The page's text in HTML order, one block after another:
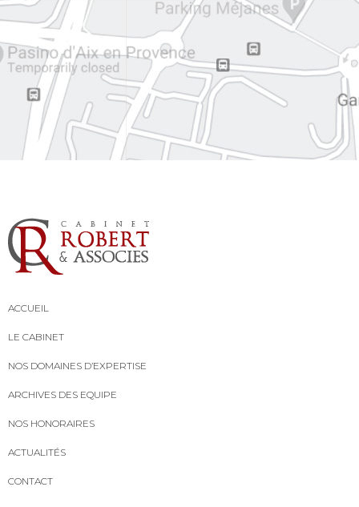
ACCUEIL
LE CABINET
NOS DOMAINES D’EXPERTISE
ARCHIVES DES EQUIPE
NOS HONORAIRES
ACTUALITÉS
CONTACT